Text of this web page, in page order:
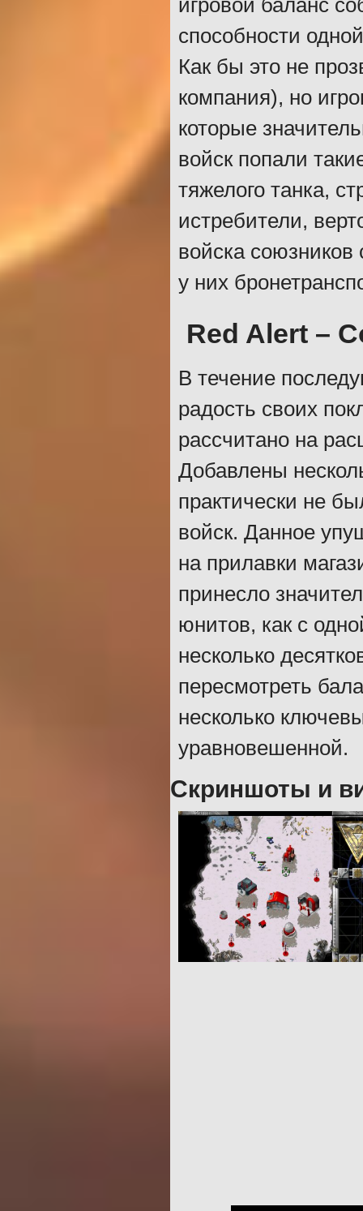
игровой баланс
способности
Как бы это не
компания), но
которые
войск попали
тяжелого танка,
истребители,
войска союзников
у них
Red Alert –
В течение
радость своих
рассчитано на
Добавлены
практически не
войск. Данное
на прилавки
принесло
юнитов, как с
несколько
пересмотреть
несколько
уравновешенной.
Скриншоты и